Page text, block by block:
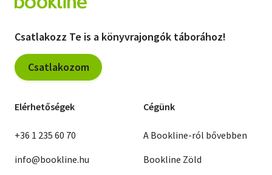
Csatlakozz Te is a könyvrajongók táborához!
Csatlakozom
Elérhetőségek
+36 1 235 60 70
info@bookline.hu
Cégünk
A Bookline-ról bővebben
Bookline Zöld